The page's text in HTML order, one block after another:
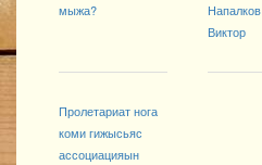
мыжа?
Напалков
Виктор
Пролетариат нога
коми гижысьяс
ассоциацияын